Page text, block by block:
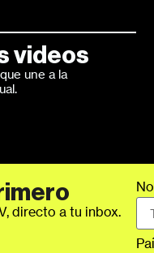
videos
une a la
directo a tu inbox.